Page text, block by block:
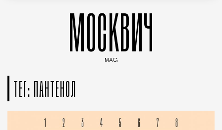
МОСКВИЧ
MAG
ТЕГ: ПАНТЕНОЛ